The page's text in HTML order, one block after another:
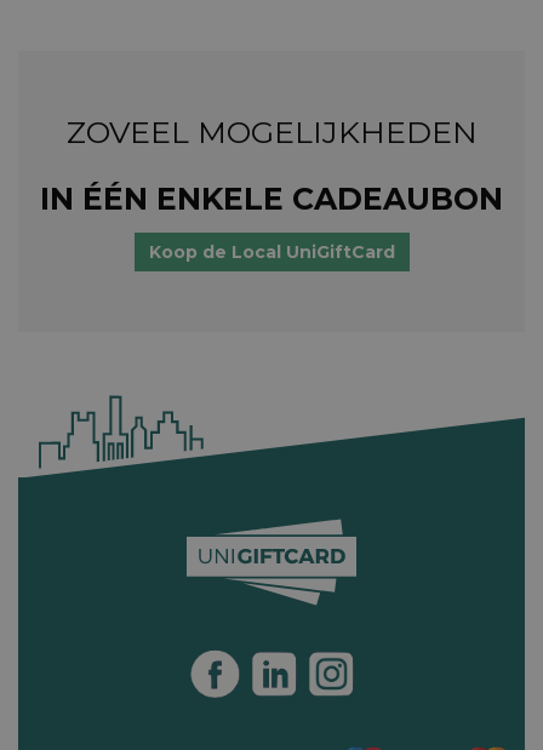
ZOVEEL MOGELIJKHEDEN
IN ÉÉN ENKELE CADEAUBON
Koop de Local UniGiftCard